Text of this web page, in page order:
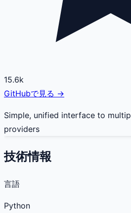
15.6k
GitHubで見る →
Simple, unified interface to
providers
技術情報
言語
Python